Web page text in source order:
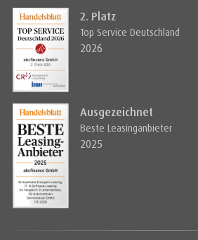
2. Platz
Top Service Deutschland
2026
Ausgezeichnet
Beste Leasinganbieter
2025